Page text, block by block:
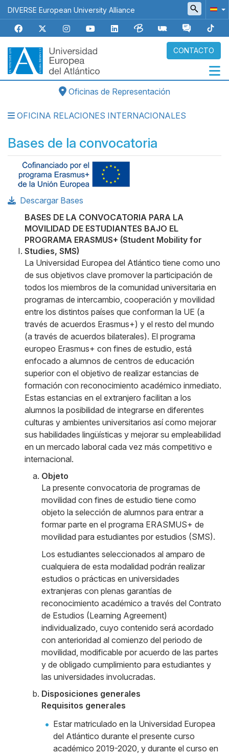
Pasar
al
contenido
principal
DIVERSE European University Alliance
CONTACTO
Navegación
principal
Oficinas de Representación
OFICINA RELACIONES INTERNACIONALES
Bases de la convocatoria
Body
Descargar Bases
BASES DE LA CONVOCATORIA PARA LA
MOVILIDAD DE ESTUDIANTES BAJO EL
PROGRAMA ERASMUS+ (Student Mobility for
Studies, SMS)
La Universidad Europea del Atlántico tiene como uno
de sus objetivos clave promover la participación de
todos los miembros de la comunidad universitaria en
programas de intercambio, cooperación y movilidad
entre los distintos países que conforman la UE (a
través de acuerdos Erasmus+) y el resto del mundo
(a través de acuerdos bilaterales). El programa
europeo Erasmus+ con fines de estudio, está
enfocado a alumnos de centros de educación
superior con el objetivo de realizar estancias de
formación con reconocimiento académico inmediato.
Estas estancias en el extranjero facilitan a los
alumnos la posibilidad de integrarse en diferentes
culturas y ambientes universitarios así como mejorar
sus habilidades lingüísticas y mejorar su empleabilidad
en un mercado laboral cada vez más competitivo e
internacional.
Objeto
La presente convocatoria de programas de
movilidad con fines de estudio tiene como
objeto la selección de alumnos para entrar a
formar parte en el programa ERASMUS+ de
movilidad para estudiantes por estudios (SMS).
Los estudiantes seleccionados al amparo de
cualquiera de esta modalidad podrán realizar
estudios o prácticas en universidades
extranjeras con plenas garantías de
reconocimiento académico a través del Contrato
de Estudios (Learning Agreement)
individualizado, cuyo contenido será acordado
con anterioridad al comienzo del periodo de
movilidad, modificable por acuerdo de las partes
y de obligado cumplimiento para estudiantes y
las universidades involucradas.
Disposiciones generales
Requisitos generales
Estar matriculado en la Universidad Europea
del Atlántico durante el presente curso
académico 2019-2020, y durante el curso en